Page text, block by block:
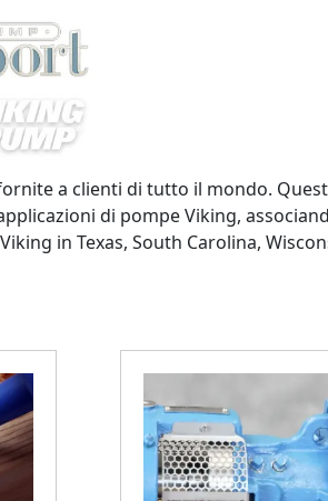
a clienti di tutto il mondo.
di pompe Viking,
in Texas, South Carolina,